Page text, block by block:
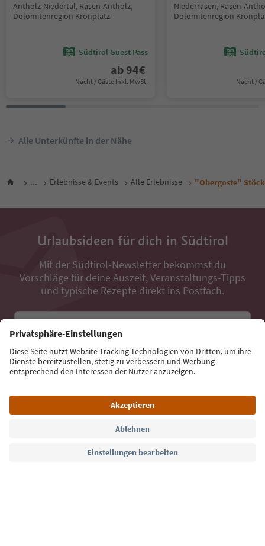
Antholz-Niedertal, Rasen-Antholz,
Dolomitenregion Kronplatz
Südtirol Guest Pass
ab 94€
Nacht / Gäste Inkl. MwSt.
Niederrasen, Rasen-
Dolomitenregion
Nacht /
Alle Unterkünfte in der Nähe
... Erlebnisse & Events Alle Erlebnisse "Obergoste"
Urlaubsideen für dich in Südtirol
Mit der Südtirol-Newsletter bekommst du
Vorschläge für deine Auszeit, Veranstaltungs-Tipps
und typische Rezepte direkt ins Postfach.
Jetzt anmelden